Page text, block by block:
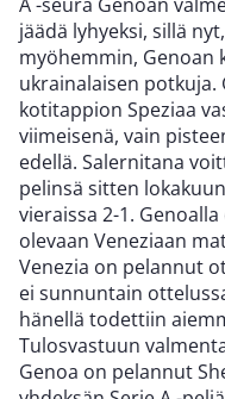
jäädä lyhyeksi, sillä
myöhemmin, Genoan
ukrainalaisen potkuja.
kotitappion Speziaa
viimeisenä, vain
edellä. Salernitana
pelinsä sitten
vieraissa 2-1.
olevaan Veneziaan
Venezia on pelannut
ei sunnuntain
hänellä todettiin
Tulosvastuun
Genoa on pelannut